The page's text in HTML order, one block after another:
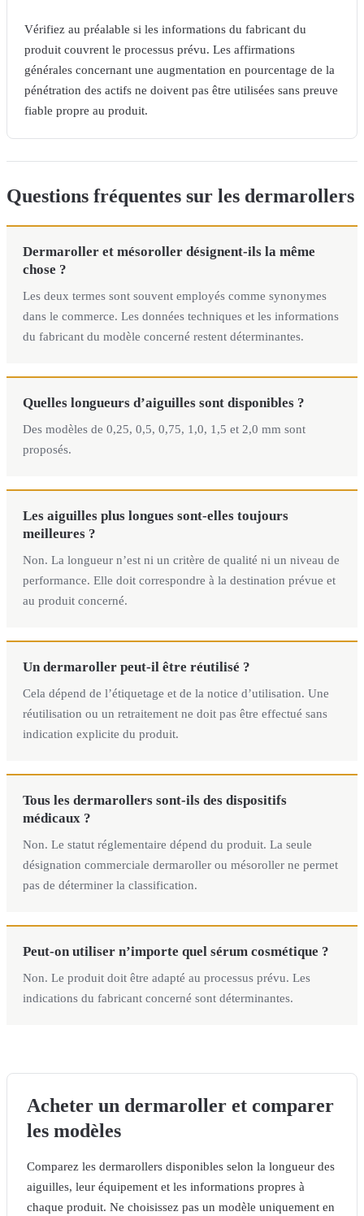
Vérifiez au préalable si les informations du fabricant du
produit couvrent le processus prévu. Les affirmations
générales concernant une augmentation en pourcentage de la
pénétration des actifs ne doivent pas être utilisées sans preuve
fiable propre au produit.
Questions fréquentes sur les dermarollers
Dermaroller et mésoroller désignent-ils la même
chose ?
Les deux termes sont souvent employés comme synonymes
dans le commerce. Les données techniques et les informations
du fabricant du modèle concerné restent déterminantes.
Quelles longueurs d’aiguilles sont disponibles ?
Des modèles de 0,25, 0,5, 0,75, 1,0, 1,5 et 2,0 mm sont
proposés.
Les aiguilles plus longues sont-elles toujours
meilleures ?
Non. La longueur n’est ni un critère de qualité ni un niveau de
performance. Elle doit correspondre à la destination prévue et
au produit concerné.
Un dermaroller peut-il être réutilisé ?
Cela dépend de l’étiquetage et de la notice d’utilisation. Une
réutilisation ou un retraitement ne doit pas être effectué sans
indication explicite du produit.
Tous les dermarollers sont-ils des dispositifs
médicaux ?
Non. Le statut réglementaire dépend du produit. La seule
désignation commerciale dermaroller ou mésoroller ne permet
pas de déterminer la classification.
Peut-on utiliser n’importe quel sérum cosmétique ?
Non. Le produit doit être adapté au processus prévu. Les
indications du fabricant concerné sont déterminantes.
Acheter un dermaroller et comparer
les modèles
Comparez les dermarollers disponibles selon la longueur des
aiguilles, leur équipement et les informations propres à
chaque produit. Ne choisissez pas un modèle uniquement en